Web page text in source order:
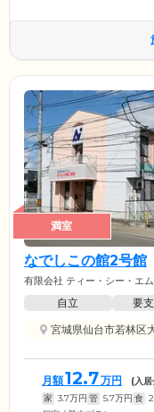
満室
なでしこの館2号館
有限会社 ティー・シー・エム
自立 要
宮城県仙台市若林区
月額12.7万円 (入居
家 3.7万円 管 5.7万円 食